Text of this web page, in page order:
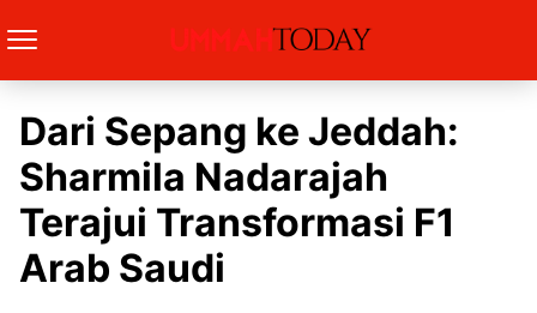
Dari Sepang ke Jeddah:
Sharmila Nadarajah
Terajui Transformasi F1
Arab Saudi